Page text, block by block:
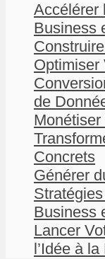
Accélérer
Business
Optimiser
de
Concrets
Générer
Business
Lancer
l’Idée à